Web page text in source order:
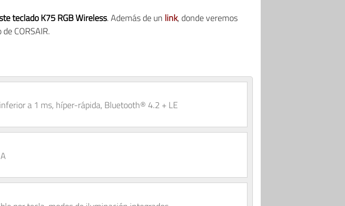
teclado K75 RGB Wireless. Además de un link, donde veremos
CORSAIR.
inferior a 1 ms, híper-rápida, Bluetooth® 4.2 + LE